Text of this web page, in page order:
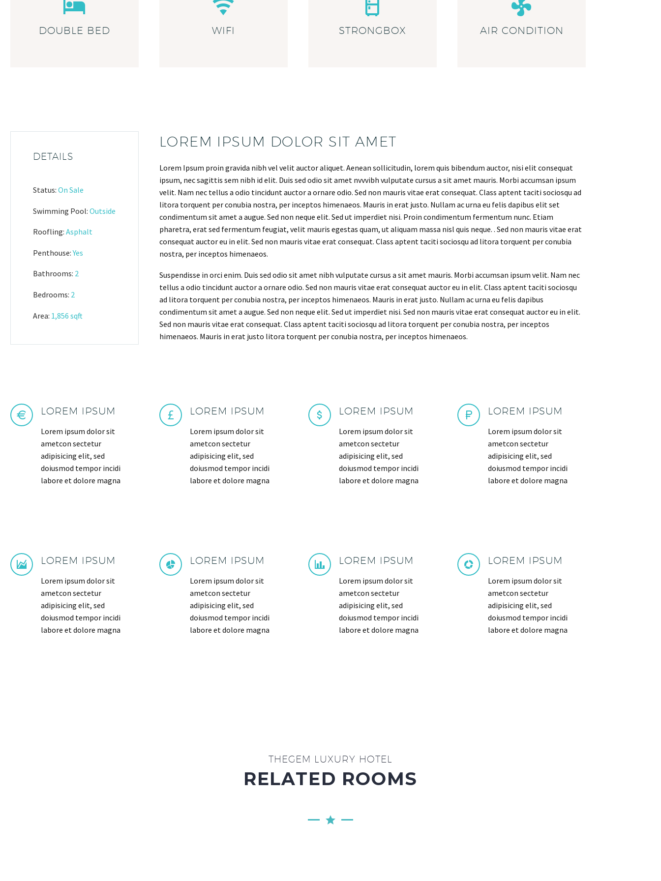
DOUBLE BED WIFI STRONGBOX AIR CONDITION
DETAILS
Status: On Sale
Swimming Pool: Outside
Roofling: Asphalt
Penthouse: Yes
Bathrooms: 2
Bedrooms: 2
Area: 1,856 sqft
LOREM IPSUM DOLOR SIT AMET
Lorem Ipsum proin gravida nibh vel velit auctor aliquet. Aenean sollicitudin, lorem quis bibendum auctor, nisi elit consequat
ipsum, nec sagittis sem nibh id elit. Duis sed odio sit amet nvvvibh vulputate cursus a sit amet mauris. Morbi accumsan ipsum
velit. Nam nec tellus a odio tincidunt auctor a ornare odio. Sed non mauris vitae erat consequat. Class aptent taciti sociosqu ad
litora torquent per conubia nostra, per inceptos himenaeos. Mauris in erat justo. Nullam ac urna eu felis dapibus elit set
condimentum sit amet a augue. Sed non neque elit. Sed ut imperdiet nisi. Proin condimentum fermentum nunc. Etiam
pharetra, erat sed fermentum feugiat, velit mauris egestas quam, ut aliquam massa nisl quis neque. . Sed non mauris vitae erat
consequat auctor eu in elit. Sed non mauris vitae erat consequat. Class aptent taciti sociosqu ad litora torquent per conubia
nostra, per inceptos himenaeos.
Suspendisse in orci enim. Duis sed odio sit amet nibh vulputate cursus a sit amet mauris. Morbi accumsan ipsum velit. Nam nec
tellus a odio tincidunt auctor a ornare odio. Sed non mauris vitae erat consequat auctor eu in elit. Class aptent taciti sociosqu
ad litora torquent per conubia nostra, per inceptos himenaeos. Mauris in erat justo. Nullam ac urna eu felis dapibus
condimentum sit amet a augue. Sed non neque elit. Sed ut imperdiet nisi. Sed non mauris vitae erat consequat auctor eu in elit.
Sed non mauris vitae erat consequat. Class aptent taciti sociosqu ad litora torquent per conubia nostra, per inceptos
himenaeos. Mauris in erat justo litora torquent per conubia nostra, per inceptos himenaeos.
LOREM IPSUM
Lorem ipsum dolor sit
ametcon sectetur
adipisicing elit, sed
doiusmod tempor incidi
labore et dolore magna
LOREM IPSUM
Lorem ipsum dolor sit
ametcon sectetur
adipisicing elit, sed
doiusmod tempor incidi
labore et dolore magna
LOREM IPSUM
Lorem ipsum dolor sit
ametcon sectetur
adipisicing elit, sed
doiusmod tempor incidi
labore et dolore magna
LOREM IPSUM
Lorem ipsum dolor sit
ametcon sectetur
adipisicing elit, sed
doiusmod tempor incidi
labore et dolore magna
LOREM IPSUM
Lorem ipsum dolor sit
ametcon sectetur
adipisicing elit, sed
doiusmod tempor incidi
labore et dolore magna
LOREM IPSUM
Lorem ipsum dolor sit
ametcon sectetur
adipisicing elit, sed
doiusmod tempor incidi
labore et dolore magna
LOREM IPSUM
Lorem ipsum dolor sit
ametcon sectetur
adipisicing elit, sed
doiusmod tempor incidi
labore et dolore magna
LOREM IPSUM
Lorem ipsum dolor sit
ametcon sectetur
adipisicing elit, sed
doiusmod tempor incidi
labore et dolore magna
THEGEM LUXURY HOTEL
RELATED ROOMS